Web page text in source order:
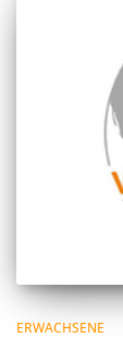
ERWACHSENE